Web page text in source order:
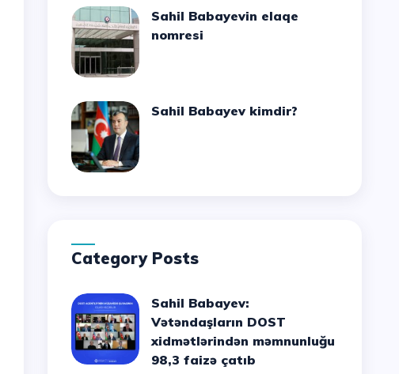
Sahil Babayevin elaqe
nomresi
Sahil Babayev kimdir?
Category Posts
Sahil Babayev:
Vətəndaşların DOST
xidmətlərindən məmnunluğu
98,3 faizə çatıb